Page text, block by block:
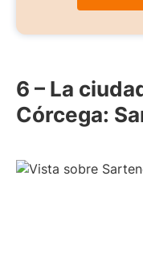
6 – La
Córcega: